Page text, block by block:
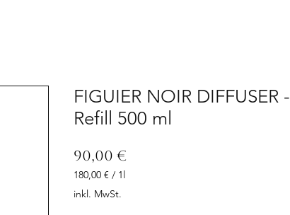
FIGUIER NOIR DIFFUSER -
Refill 500 ml
90,00 €
180,00 € / 1l
180,00 €
pro
inkl. MwSt.